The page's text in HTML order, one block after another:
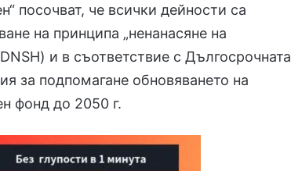
посочват, че всички дейности са
на принципа „ненанасяне на
и в съответствие с Дългосрочната
за подпомагане обновяването на
фонд до 2050 г.